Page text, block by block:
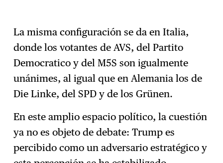
La misma configuración se da en Italia,
donde los votantes de AVS, del Partito
Democratico y del M5S son igualmente
unánimes, al igual que en Alemania los de
Die Linke, del SPD y de los Grünen.
En este amplio espacio político, la cuestión
ya no es objeto de debate: Trump es
percibido como un adversario estratégico y